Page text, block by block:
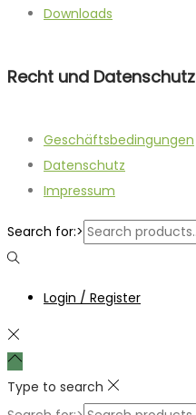
Downloads
Recht und Datenschutz
Geschäftsbedingungen
Datenschutz
Impressum
Search for:>
Login / Register
Type to search